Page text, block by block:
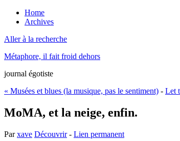
Home
Archives
Aller à la recherche
Métaphore, il fait froid dehors
journal égotiste
« Musées et blues (la musique, pas le sentiment) - Let
MoMA, et la neige, enfin.
Parxave Découvrir- Lien permanent